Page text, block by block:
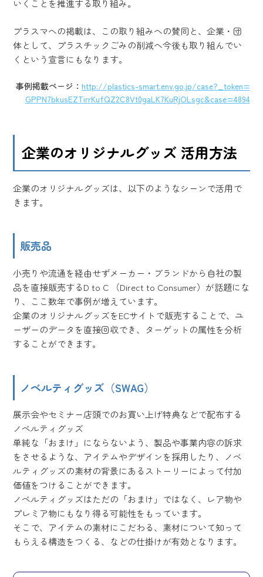
いくことを推進する取り組み。
プラスマへの掲載は、この取り組みへの賛同と、企業・団
体として、プラスチックごみの削減へ今後も取り組んでい
くという宣言にもなります。
事例掲載ページ： http://plastics-smart.env.go.jp/case?_token=
GPPN7bkusEZTirrKufQZ2C8Vt0gaLK7KuRjOLsgc&case=4894
企業のオリジナルグッズ 活用方法
企業のオリジナルグッズは、以下のようなシーンで活用で
きます。
販売品
小売りや流通を経由せずメーカー・ブランドから自社の製
品を直接販売するD to C （Direct to Consumer）が話題にな
り、ここ数年で事例が増えています。
企業のオリジナルグッズをECサイトで販売することで、ユ
ーザーのデータを直接回収でき、ターゲットの属性を分析
することができます。
ノベルティグッズ（SWAG）
展示会やセミナー店頭でのお買い上げ特典などで配布する
ノベルティグッズ
単純な「おまけ」にならないよう、製品や事業内容の訴求
をさせるような、アイテムやデザインを採用したり、ノベ
ルティグッズの素材の背景にあるストーリーによって付加
価値をつけることができます。
ノベルティグッズはただの「おまけ」ではなく、レア物や
プレミア物にもなり得る可能性をもっています。
そこで、アイテムの素材にこだわる、素材について知って
もらえる構造をつくる、などの仕掛けが有効となります。